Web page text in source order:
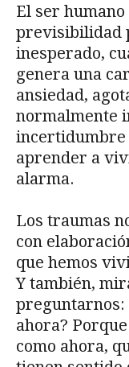
El ser
previsibilidad
inesperado,
genera una
ansiedad,
normalmente
incertidumbre
aprender a
alarma.
Los traumas
con
que hemos
Y también,
preguntarnos:
ahora?
como ahora,